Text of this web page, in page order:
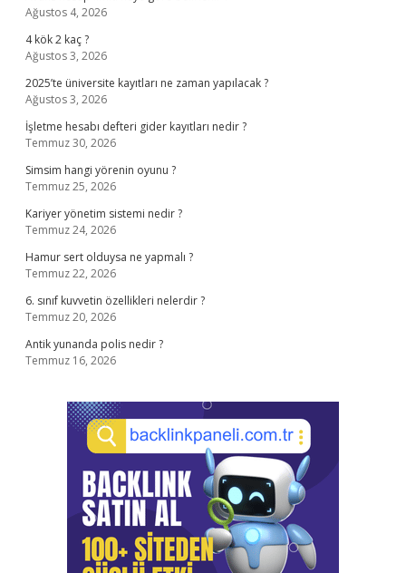
Ağustos 4, 2026
4 kök 2 kaç ?
Ağustos 3, 2026
2025’te üniversite kayıtları ne zaman yapılacak ?
Ağustos 3, 2026
İşletme hesabı defteri gider kayıtları nedir ?
Temmuz 30, 2026
Simsim hangi yörenin oyunu ?
Temmuz 25, 2026
Kariyer yönetim sistemi nedir ?
Temmuz 24, 2026
Hamur sert olduysa ne yapmalı ?
Temmuz 22, 2026
6. sınıf kuvvetin özellikleri nelerdir ?
Temmuz 20, 2026
Antik yunanda polis nedir ?
Temmuz 16, 2026